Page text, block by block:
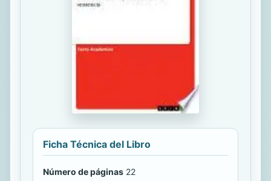
Ficha Técnica del Libro
Número de páginas 22